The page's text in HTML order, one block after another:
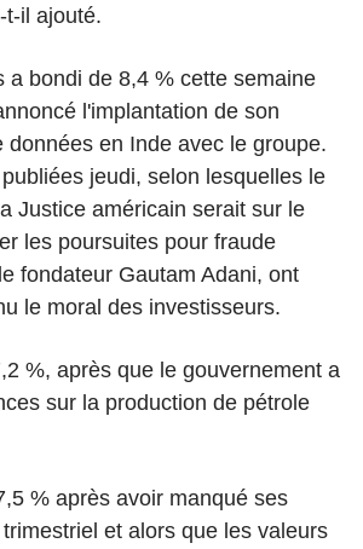
t-il ajouté.
a bondi de 8,4 % cette semaine
l'implantation de son
données en Inde avec le groupe.
jeudi, selon lesquelles le
Justice américain serait sur le
les poursuites pour fraude
fondateur Gautam Adani, ont
le moral des investisseurs.
%, après que le gouvernement a
sur la production de pétrole
% après avoir manqué ses
et alors que les valeurs